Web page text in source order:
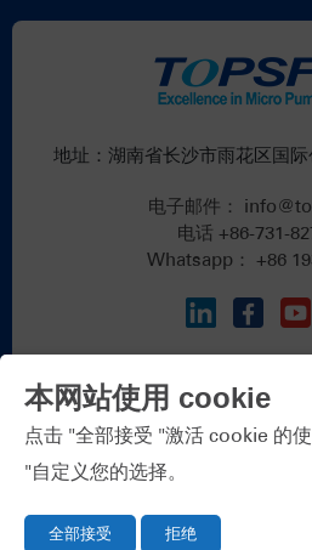
地址：湖南省长沙市雨花区国
电子邮件：
电话 +86-731-
Whatsapp： +86
版权所有 © TOPS
本网站使用 cookie
点击 "全部接受 "激活 cookie 的
"自定义您的选择。
全部接受 拒绝